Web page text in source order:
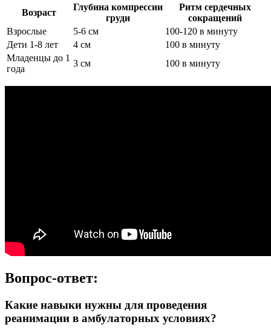
Возраст
Глубина компрессии
груди
Ритм сердечных
сокращений
Взрослые
5-6 см
100-120 в минуту
Дети 1-8 лет
4 см
100 в минуту
Младенцы до 1
года
3 см 100 в минуту
Вопрос-ответ:
Какие навыки нужны для проведения
реанимации в амбулаторных условиях?